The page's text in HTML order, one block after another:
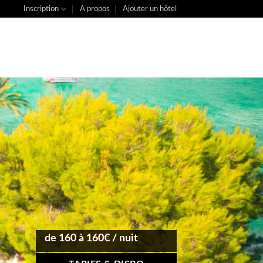
Inscription A propos Ajouter un hôtel
de 160 à 160€ / nuit